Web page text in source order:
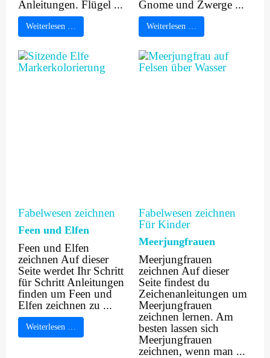
Anleitungen. Flügel ...
Weiterlesen …
Gnome und Zwerge ...
Weiterlesen …
Fabelwesen zeichnen
Feen und Elfen
Feen und Elfen
zeichnen Auf dieser
Seite werdet Ihr Schritt
für Schritt Anleitungen
finden um Feen und
Elfen zeichnen zu ...
Weiterlesen …
Fabelwesen zeichnen
Für Kinder
Meerjungfrauen
Meerjungfrauen
zeichnen Auf dieser
Seite findest du
Zeichenanleitungen um
Meerjungfrauen
zeichnen lernen. Am
besten lassen sich
Meerjungfrauen
zeichnen, wenn man ...